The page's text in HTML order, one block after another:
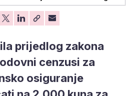
prijedlog zakona
cenzusi za
osiguranje